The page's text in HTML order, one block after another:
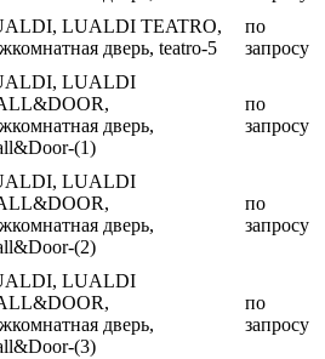
LUALDI TEATRO,
дверь, teatro-5
по
запросу
LUALDI
дверь,
(1)
по
запросу
LUALDI
дверь,
(2)
по
запросу
LUALDI
дверь,
(3)
по
запросу